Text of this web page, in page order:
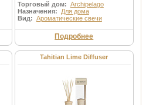
Торговый дом: Archipelago
Назначения: Для дома
Вид: Ароматические свечи
Подробнее
Tahitian Lime Diffuser